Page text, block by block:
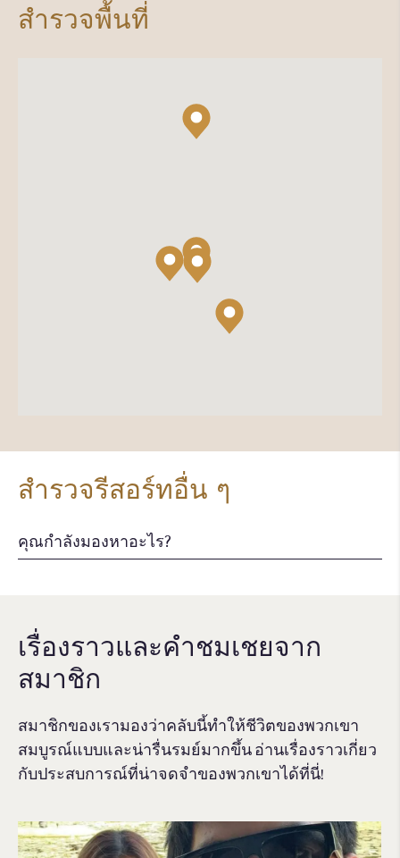
สำรวจพื้นที่
สำรวจรีสอร์ทอื่น ๆ
เรื่องราวและคําชมเชยจาก
สมาชิก
สมาชิกของเรามองว่าคลับนี้ทำให้ชีวิตของพวกเขา
สมบูรณ์แบบและน่ารื่นรมย์มากขึ้น อ่านเรื่องราวเกี่ยว
กับประสบการณ์ที่น่าจดจําของพวกเขาได้ที่นี่!